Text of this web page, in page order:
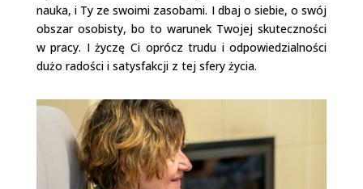
nauka, i Ty ze swoimi zasobami. I dbaj o siebie, o swój
obszar osobisty, bo to warunek Twojej skuteczności
w pracy. I życzę Ci oprócz trudu i odpowiedzialności
dużo radości i satysfakcji z tej sfery życia.